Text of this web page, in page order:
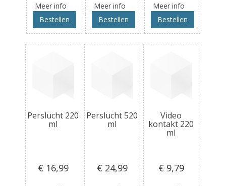
Meer info
Bestellen
Meer info
Bestellen
Meer info
Bestellen
Perslucht 220
ml
€ 16,99
Perslucht 520
ml
€ 24,99
Video
kontakt 220
ml
€ 9,79